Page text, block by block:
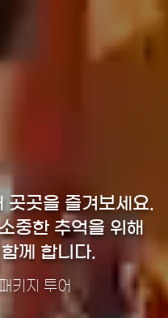
곳곳을 즐겨보세요.
중한 추억을 위해
께 합니다.
패키지 투어